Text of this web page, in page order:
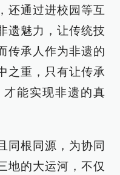
还通过进校园等互
遗魅力，让传统技
传承人作为非遗的
之重，只有让传承
能实现非遗的真
同根同源，为协同
地的大运河，不仅